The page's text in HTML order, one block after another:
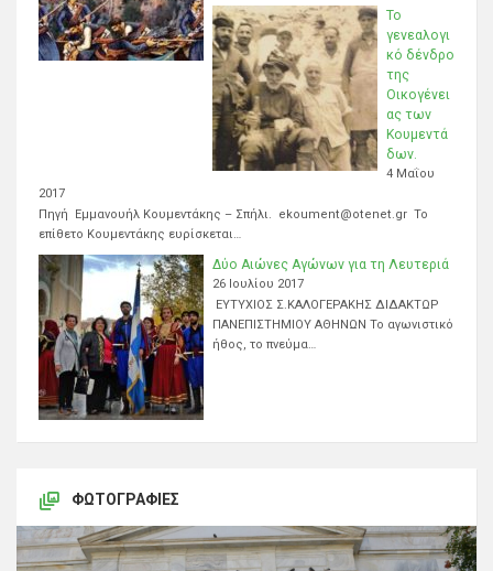
Το
γενεαλογι
κό δένδρο
της
Οικογένει
ας των
Κουμεντά
δων.
4 Μαΐου
2017
Πηγή Εμμανουήλ Κουμεντάκης – Σπήλι. ekoument@otenet.gr Το
επίθετο Κουμεντάκης ευρίσκεται…
Δύο Αιώνες Αγώνων για τη Λευτεριά
26 Ιουλίου 2017
ΕΥΤΥΧΙΟΣ Σ.ΚΑΛΟΓΕΡΑΚΗΣ ΔΙΔΑΚΤΩΡ
ΠΑΝΕΠΙΣΤΗΜΙΟΥ ΑΘΗΝΩΝ Το αγωνιστικό
ήθος, το πνεύμα…
ΦΩΤΟΓΡΑΦΊΕΣ